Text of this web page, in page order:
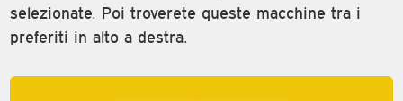
selezionate. Poi troverete queste macchine tra i
preferiti in alto a destra.